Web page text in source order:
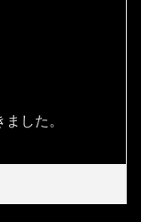
した。